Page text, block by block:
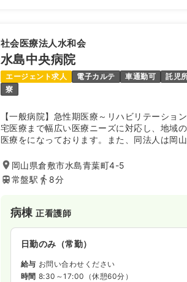
時間 8:15～17:15（休憩60分）
日祝休み
月給24万円以上可
訪問診療
日勤のみ（常勤）
給与
お問い合わせください
時間
8:30～17:30
日勤のみ（常勤）
給与 19.8〜23.4
時間 8:15～17:15（休憩60分）
社会医療法人水和会
水島中央病院
エージェント求人 電子カルテ 車通勤可
託児
寮
【一般病院】急性期医療～リハビリテーショ
宅医療まで幅広い医療ニーズに対応し、地域
医療をになっております。また、同法人は岡
ります。地域住民への健康講座の開催や、医療
する情報提供等、地域社会への貢献活動にも積
に取り組み、おかやま子育て応援宣言企業とし
象にした、病院ふれあい体験の実施等も行って
ます。
岡山県倉敷市水島青葉町4-5
常盤駅
8分
病棟正看護師
日勤のみ（常勤）
給与 お問い合わせください
時間 8:30～17:00 （休憩60分）